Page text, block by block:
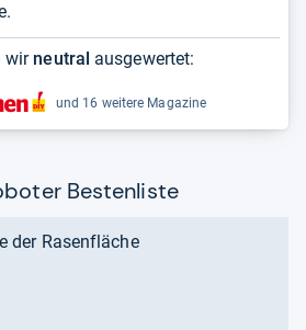
den
wir neutral ausgewertet:
und 16 weitere Magazine
Bestenliste
der Rasenfläche